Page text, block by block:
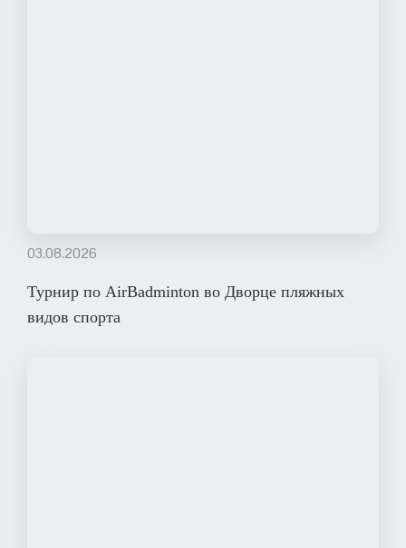
03.08.2026
Турнир по AirBadminton во Дворце пляжных
видов спорта